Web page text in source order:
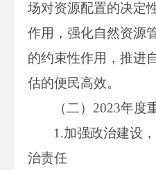
场对资源配置的决定
作用，强化自然资源
的约束性作用，推进
估的便民高效。
（二）2023年度
1.加强政治建设
治责任